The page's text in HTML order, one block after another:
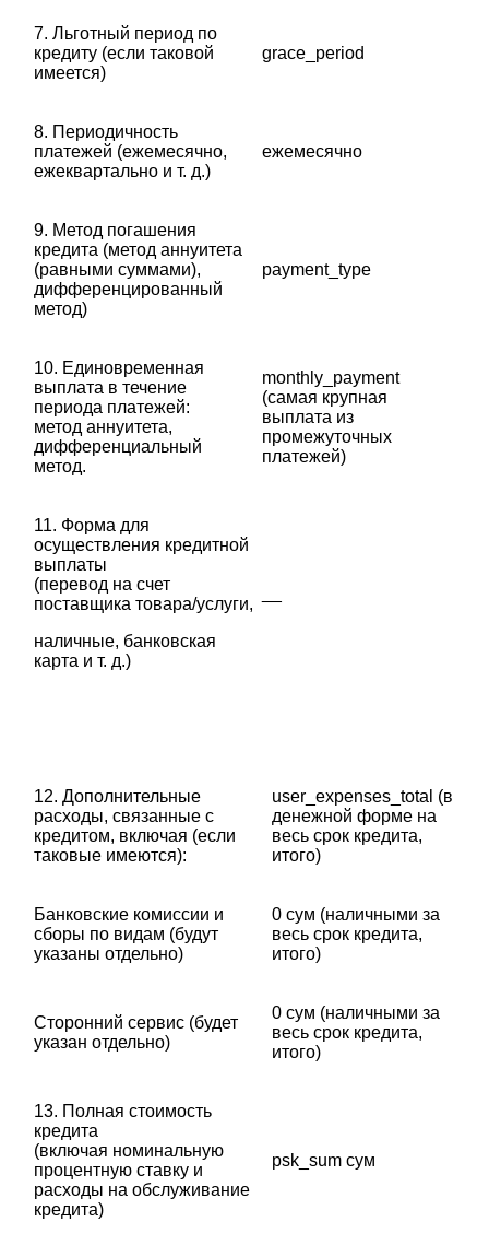
7. Льготный период по
кредиту (если таковой
имеется)
grace_period
8. Периодичность
платежей (ежемесячно,
ежеквартально и т. д.)
ежемесячно
9. Метод погашения
кредита (метод аннуитета
(равными суммами),
дифференцированный
метод)
payment_type
10. Единовременная
выплата в течение
периода платежей:
метод аннуитета,
дифференциальный
метод.
monthly_payment
(самая крупная
выплата из
промежуточных
платежей)
11. Форма для
осуществления кредитной
выплаты
(перевод на счет
поставщика товара/услуги,
наличные, банковская
карта и т. д.)
12. Дополнительные
расходы, связанные с
кредитом, включая (если
таковые имеются):
user_expenses_total (в
денежной форме на
весь срок кредита,
итого)
Банковские комиссии и
сборы по видам (будут
указаны отдельно)
0 сум (наличными за
весь срок кредита,
итого)
Сторонний сервис (будет
указан отдельно)
0 сум (наличными за
весь срок кредита,
итого)
13. Полная стоимость
кредита
(включая номинальную
процентную ставку и
расходы на обслуживание
кредита)
psk_sum сум